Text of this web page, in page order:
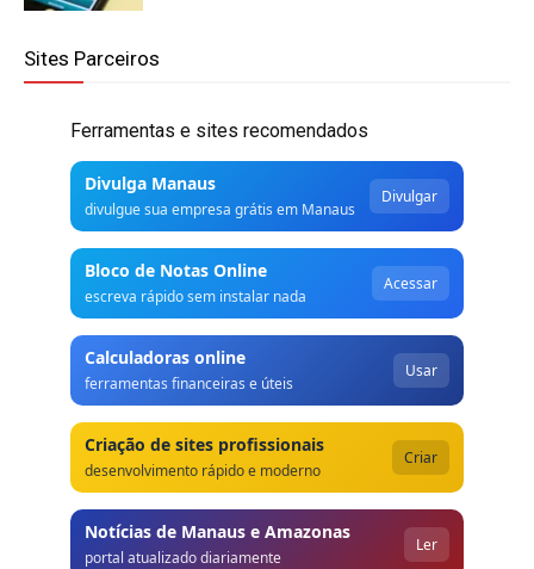
Sites Parceiros
Ferramentas e sites recomendados
Divulga Manaus
divulgue sua empresa grátis em Manaus
Divulgar
Bloco de Notas Online
escreva rápido sem instalar nada
Acessar
Calculadoras online
ferramentas financeiras e úteis
Usar
Criação de sites profissionais
desenvolvimento rápido e moderno
Criar
Notícias de Manaus e Amazonas
portal atualizado diariamente
Ler